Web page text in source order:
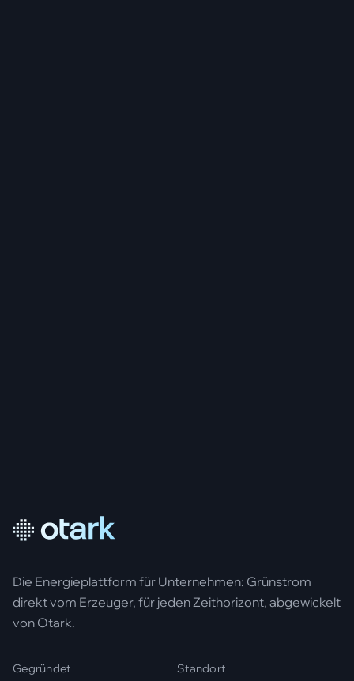
Die Energieplattform für Unternehmen: Grünstrom
direkt vom Erzeuger, für jeden Zeithorizont, abgewickelt
von Otark.
Gegründet Standort